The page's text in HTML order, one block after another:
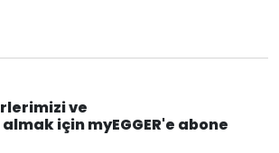
ve
için myEGGER'e abone